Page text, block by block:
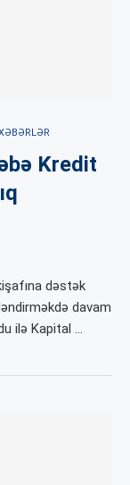
Kredit
dəstək
davam
ilə Kapital …